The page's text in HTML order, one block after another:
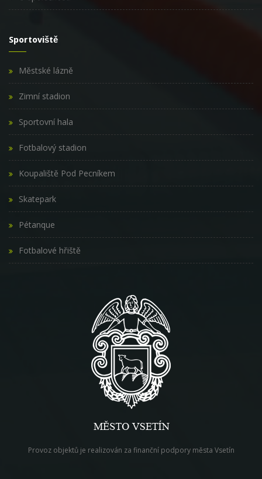
Sportoviště
Městské lázně
Zimní stadion
Sportovní hala
Fotbalový stadion
Koupaliště Pod Pecníkem
Skatepark
Pétanque
Fotbalové hřiště
Provoz objektů je realizován za finanční podpory města Vsetín